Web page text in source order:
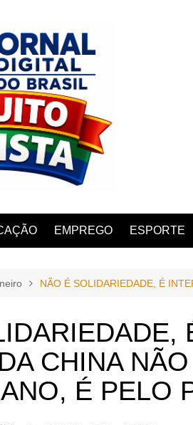
AMPARO
BARRETOS
CAMPINAS
ESTIVA GERBI
JAGUARIÚNA
EMPREGO ESPORTE
NÃO É SOLIDARIEDADE, É
CHINA
É PELO